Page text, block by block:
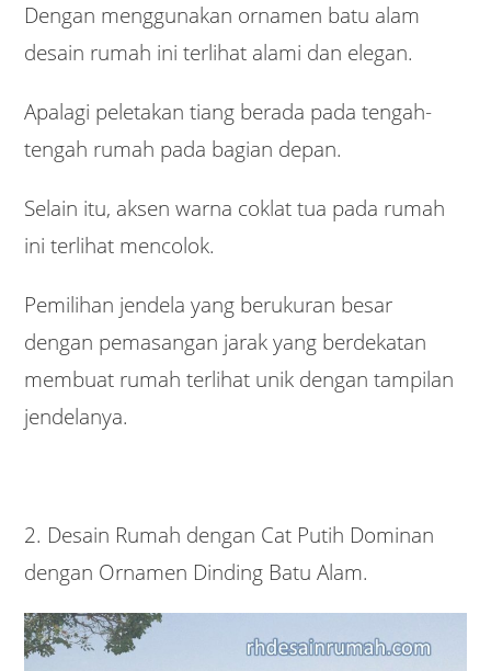
Dengan menggunakan ornamen batu alam
desain rumah ini terlihat alami dan elegan.
Apalagi peletakan tiang berada pada tengah-
tengah rumah pada bagian depan.
Selain itu, aksen warna coklat tua pada rumah
ini terlihat mencolok.
Pemilihan jendela yang berukuran besar
dengan pemasangan jarak yang berdekatan
membuat rumah terlihat unik dengan tampilan
jendelanya.
2. Desain Rumah dengan Cat Putih Dominan
dengan Ornamen Dinding Batu Alam.